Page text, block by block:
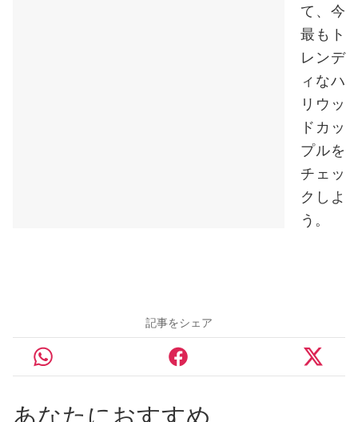
て、今
最もト
レンデ
ィなハ
リウッ
ドカッ
プルを
チェッ
クしよ
う。
記事をシェア